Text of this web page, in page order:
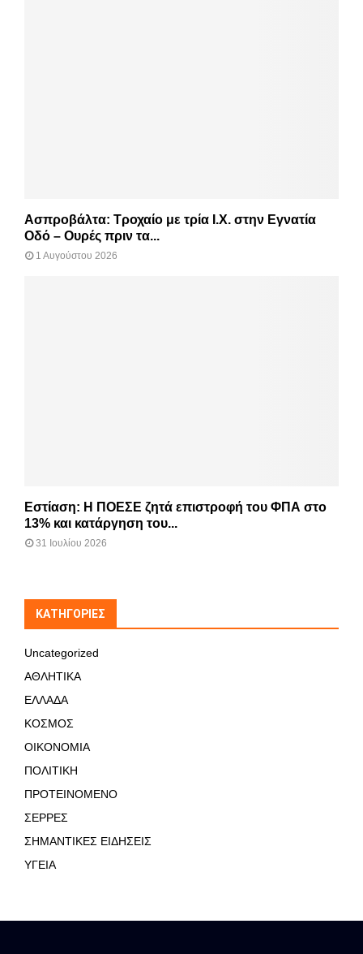
Ασπροβάλτα: Τροχαίο με τρία Ι.Χ. στην Εγνατία
Οδό – Ουρές πριν τα...
1 Αυγούστου 2026
Εστίαση: Η ΠΟΕΣΕ ζητά επιστροφή του ΦΠΑ στο
13% και κατάργηση του...
31 Ιουλίου 2026
KΑΤΗΓΟΡΊΕΣ
Uncategorized
ΑΘΛΗΤΙΚΑ
ΕΛΛΑΔΑ
ΚΟΣΜΟΣ
ΟΙΚΟΝΟΜΙΑ
ΠΟΛΙΤΙΚΗ
ΠΡΟΤΕΙΝΟΜΕΝΟ
ΣΕΡΡΕΣ
ΣΗΜΑΝΤΙΚΕΣ ΕΙΔΗΣΕΙΣ
ΥΓΕΙΑ